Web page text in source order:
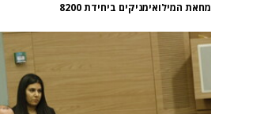
מחאת המילואימניקים ביחידת 8200